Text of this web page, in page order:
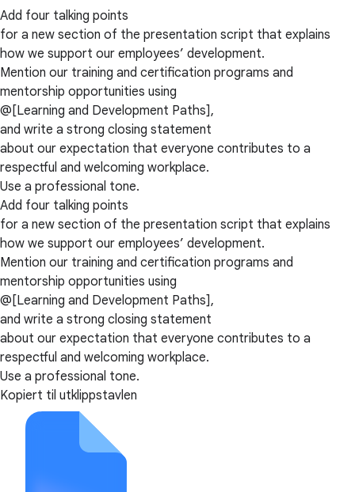
Add four talking points
for a new section of the presentation script that explains
how we support our employees’ development.
Mention our training and certification programs and
mentorship opportunities using
@[Learning and Development Paths],
and write a strong closing statement
about our expectation that everyone contributes to a
respectful and welcoming workplace.
Use a professional tone.
Add four talking points
for a new section of the presentation script that explains
how we support our employees’ development.
Mention our training and certification programs and
mentorship opportunities using
@[Learning and Development Paths],
and write a strong closing statement
about our expectation that everyone contributes to a
respectful and welcoming workplace.
Use a professional tone.
Kopiert til utklippstavlen